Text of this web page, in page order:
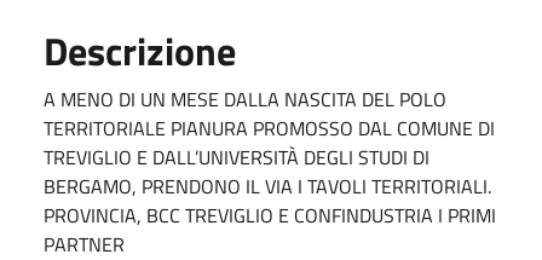
Descrizione
A MENO DI UN MESE DALLA NASCITA DEL POLO
TERRITORIALE PIANURA PROMOSSO DAL COMUNE DI
TREVIGLIO E DALL’UNIVERSITÀ DEGLI STUDI DI
BERGAMO, PRENDONO IL VIA I TAVOLI TERRITORIALI.
PROVINCIA, BCC TREVIGLIO E CONFINDUSTRIA I PRIMI
PARTNER